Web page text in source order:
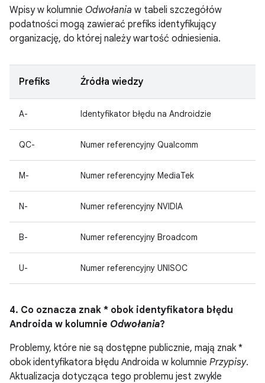
Wpisy w kolumnie Odwołania w tabeli szczegółów
podatności mogą zawierać prefiks identyfikujący
organizację, do której należy wartość odniesienia.
Prefiks Źródła wiedzy
A- Identyfikator błędu na Androidzie
QC- Numer referencyjny Qualcomm
M- Numer referencyjny MediaTek
N- Numer referencyjny NVIDIA
B- Numer referencyjny Broadcom
U- Numer referencyjny UNISOC
4. Co oznacza znak * obok identyfikatora błędu
Androida w kolumnie Odwołania?
Problemy, które nie są dostępne publicznie, mają znak *
obok identyfikatora błędu Androida w kolumnie Przypisy.
Aktualizacja dotycząca tego problemu jest zwykle